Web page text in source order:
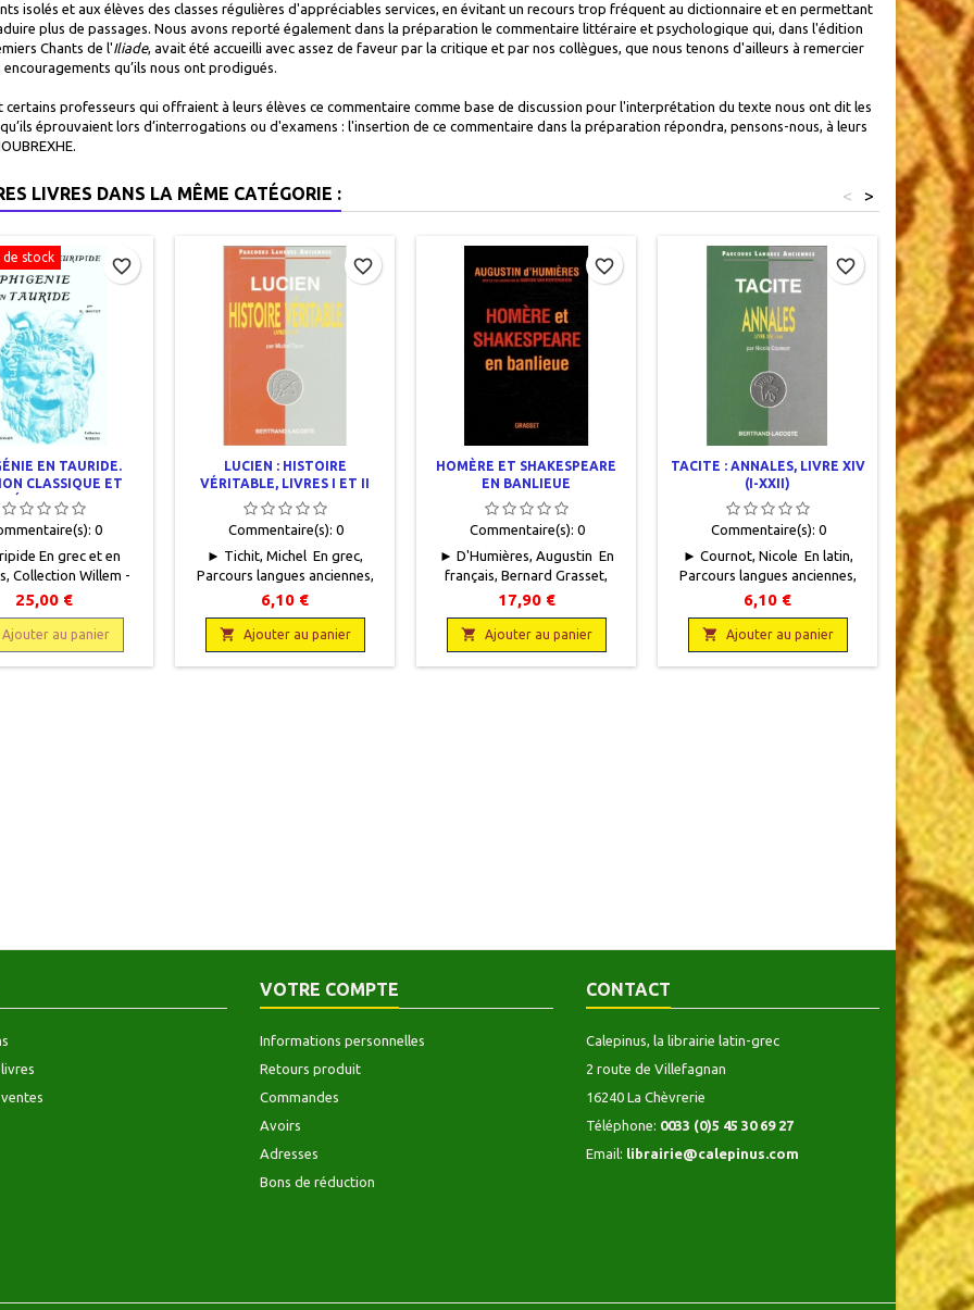
isolés et aux élèves des classes régulières d'appréciables services, en évitant un recours trop fréquent au dictionnaire et en permettant
plus de passages. Nous avons reporté également dans la préparation le commentaire littéraire et psychologique qui, dans l'édition
Chants de l'Iliade, avait été accueilli avec assez de faveur par la critique et par nos collègues, que nous tenons d'ailleurs à remercier
encouragements qu’ils nous ont prodigués.
certains professeurs qui offraient à leurs élèves ce commentaire comme base de discussion pour l'interprétation du texte nous ont dit les
éprouvaient lors d’interrogations ou d'examens : l'insertion de ce commentaire dans la préparation répondra, pensons-nous, à leurs
LIVRES DANS LA MÊME CATÉGORIE : >
<
stock
EN TAURIDE.
CLASSIQUE ET
PRÉPARATION
0
En grec et en
Collection Willem -
H. Dessain,
x 21,5, 175 pages +
broché, occasion.Bon
état.
25,00 €
Ajouter au panier
favorite_border
LUCIEN : HISTOIRE
VÉRITABLE, LIVRES I ET II
Commentaire(s): 0
► Tichit, Michel En grec,
Parcours langues anciennes,
Bertrand-Lacoste, 1995, 11 x
18, 127 pages, broché.Neuf.
9782735210282Les autres titres
de la collection
6,10 €
 Ajouter au panier
favorite_border
HOMÈRE ET SHAKESPEARE
EN BANLIEUE
Commentaire(s): 0
► D'Humières, Augustin En
français, Bernard Grasset,
2009,13 x 20,5, 201 pages,
broché. Neuf. 9782246729310
17,90 €
 Ajouter au panier
favorite_border
TACITE : ANNALES, LIVRE XIV
(I-XXII)
Commentaire(s): 0
► Cournot, Nicole En latin,
Parcours langues anciennes,
Bertrand-Lacoste, 1996, 11 x
18, 127 pages, broché.Neuf.
9782735211203Les autres titres
de la collection
6,10 €
 Ajouter au panier
favorite_border Rupture
► Van
et en
H.
pages,
état.
sur la
intérieur

VOTRE COMPTE
Informations personnelles
Retours produit
Commandes
Avoirs
Adresses
Bons de réduction
CONTACT
Calepinus, la librairie latin-grec
2 route de Villefagnan
16240 La Chèvrerie
Téléphone: 0033 (0)5 45 30 69 27
Email: librairie@calepinus.com